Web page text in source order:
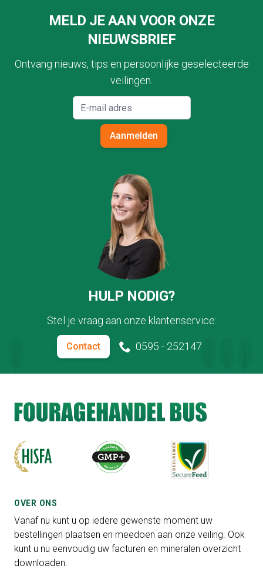
MELD JE AAN VOOR ONZE
NIEUWSBRIEF
Ontvang nieuws, tips en persoonlijke geselecteerde
veilingen.
Aanmelden
HULP NODIG?
Stel je vraag aan onze klantenservice:
Contact 0595 - 252147
OVER ONS
Vanaf nu kunt u op iedere gewenste moment uw
bestellingen plaatsen en meedoen aan onze veiling. Ook
kunt u nu eenvoudig uw facturen en mineralen overzicht
downloaden.